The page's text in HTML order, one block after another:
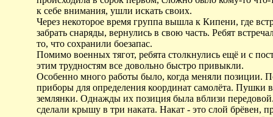
к себе внимания, ушли искать своих.
Через некоторое время группа вышла к Кипени, где
забрать снаряды, вернулись в свою часть. Ребят
то, что сохранили боезапас.
Помимо военных тягот, ребята столкнулись ещё и с
этим трудностям все довольно быстро привыкли.
Особенно много работы было, когда меняли позиции.
приборы для определения координат самолёта. Пушки
землянки. Однажды их позиция была вблизи
сделали крышу в три наката. Накат - это слой